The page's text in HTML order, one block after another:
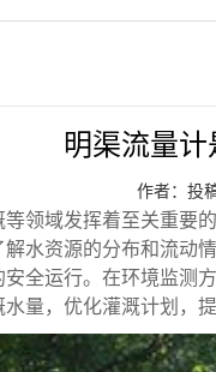
明渠流量计
作者：投
领域发挥着至关重要
水资源的分布和流动
全运行。在环境监测
量，优化灌溉计划，